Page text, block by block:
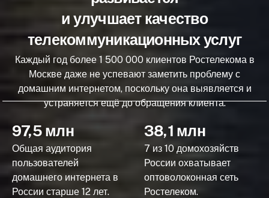
и улучшает качество
телекоммуникационных услуг
Каждый год более 1 500 000 клиентов Ростелекома в
Москве даже не успевают заметить проблему с
домашним интернетом, поскольку она выявляется и
устраняется ещё до обращения клиента.
97,5 млн
Общая аудитория
пользователей
домашнего интернета в
России старше 12 лет.
38,1 млн
7 из 10 домохозяйств
России охватывает
оптоволоконная сеть
Ростелеком.